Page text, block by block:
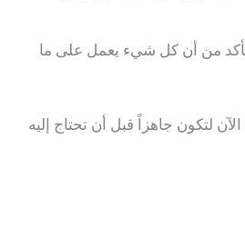
من أن كل شيء يعمل على ما
الآن لتكون جاهزاً قبل أن تحتاج إليه